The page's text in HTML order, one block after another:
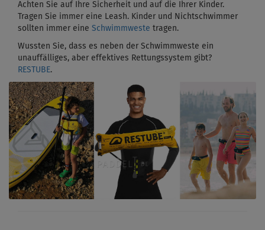
Achten Sie auf Ihre Sicherheit und auf die Ihrer Kinder.
Tragen Sie immer eine Leash. Kinder und Nichtschwimmer
sollten immer eine Schwimmweste tragen.
Wussten Sie, dass es neben der Schwimmweste ein
unauffälliges, aber effektives Rettungssystem gibt?
RESTUBE.